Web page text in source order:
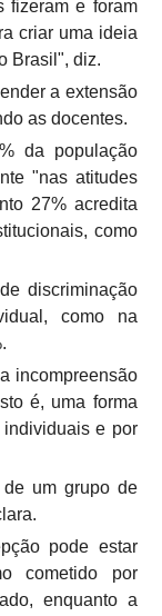
fizeram e foram
criar uma ideia
Brasil", diz.
a extensão
as docentes.
da população
"nas atitudes
27% acredita
como
discriminação
como na
incompreensão
é, uma forma
e por
um grupo de
pode estar
cometido por
enquanto a